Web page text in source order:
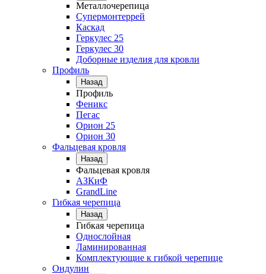
Металлочерепица
Супермонтеррей
Каскад
Геркулес 25
Геркулес 30
Доборные изделия для кровли
Профиль
Назад
Профиль
Феникс
Пегас
Орион 25
Орион 30
Фальцевая кровля
Назад
Фальцевая кровля
АЗКиФ
GrandLine
Гибкая черепица
Назад
Гибкая черепица
Однослойная
Ламинированная
Комплектующие к гибкой черепице
Ондулин